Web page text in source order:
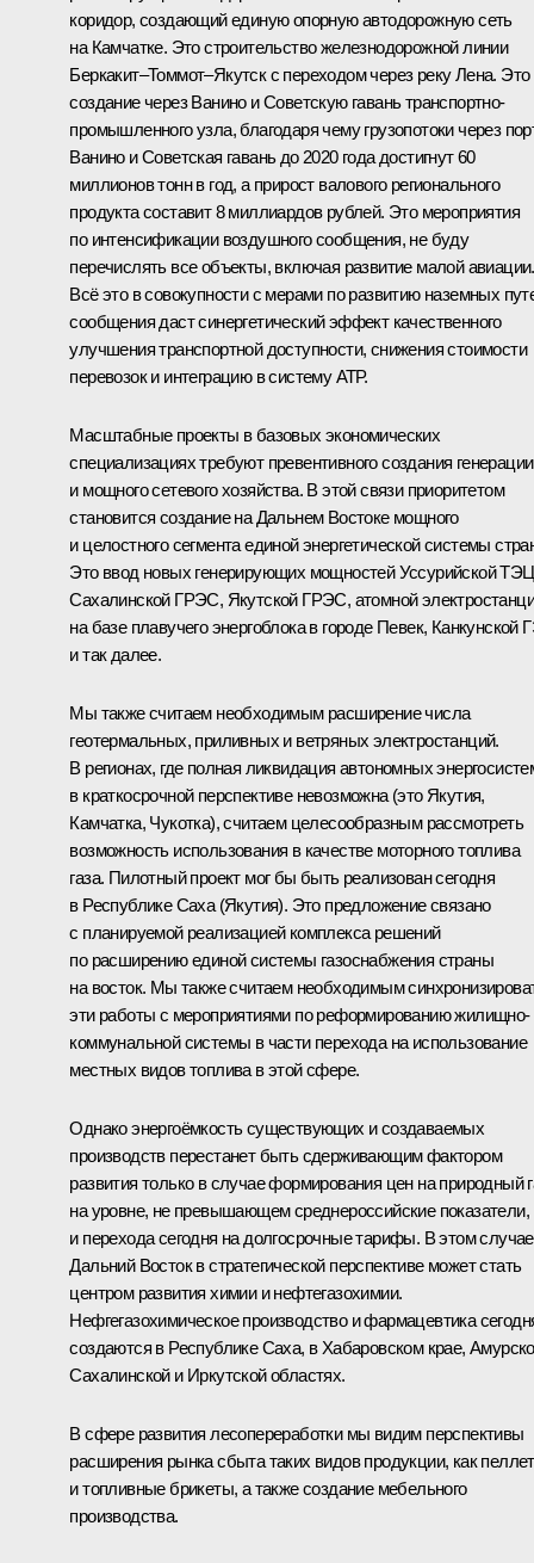
коридор, создающий единую опорную автодорожную сеть
на Камчатке. Это строительство железнодорожной линии
Беркакит–Томмот–Якутск с переходом через реку Лена. Это
создание через Ванино и Советскую гавань транспортно-
промышленного узла, благодаря чему грузопотоки через
Ванино и Советская гавань до 2020 года достигнут 60
миллионов тонн в год, а прирост валового регионального
продукта составит 8 миллиардов рублей. Это мероприятия
по интенсификации воздушного сообщения, не буду
перечислять все объекты, включая развитие малой авиации.
Всё это в совокупности с мерами по развитию наземных
сообщения даст синергетический эффект качественного
улучшения транспортной доступности, снижения стоимости
перевозок и интеграцию в систему АТР.
Масштабные проекты в базовых экономических
специализациях требуют превентивного создания генерации
и мощного сетевого хозяйства. В этой связи приоритетом
становится создание на Дальнем Востоке мощного
и целостного сегмента единой энергетической системы
Это ввод новых генерирующих мощностей Уссурийской
Сахалинской ГРЭС, Якутской ГРЭС, атомной
на базе плавучего энергоблока в городе Певек, Канкунской
и так далее.
Мы также считаем необходимым расширение числа
геотермальных, приливных и ветряных электростанций.
В регионах, где полная ликвидация автономных
в краткосрочной перспективе невозможна (это Якутия,
Камчатка, Чукотка), считаем целесообразным рассмотреть
возможность использования в качестве моторного топлива
газа. Пилотный проект мог бы быть реализован сегодня
в Республике Саха (Якутия). Это предложение связано
с планируемой реализацией комплекса решений
по расширению единой системы газоснабжения страны
на восток. Мы также считаем необходимым
эти работы с мероприятиями по реформированию жилищно-
коммунальной системы в части перехода на использование
местных видов топлива в этой сфере.
Однако энергоёмкость существующих и создаваемых
производств перестанет быть сдерживающим фактором
развития только в случае формирования цен на природный
на уровне, не превышающем среднероссийские показатели,
и перехода сегодня на долгосрочные тарифы. В этом случае
Дальний Восток в стратегической перспективе может стать
центром развития химии и нефтегазохимии.
Нефгегазохимическое производство и фармацевтика
создаются в Республике Саха, в Хабаровском крае,
Сахалинской и Иркутской областях.
В сфере развития лесопереработки мы видим перспективы
расширения рынка сбыта таких видов продукции, как
и топливные брикеты, а также создание мебельного
производства.